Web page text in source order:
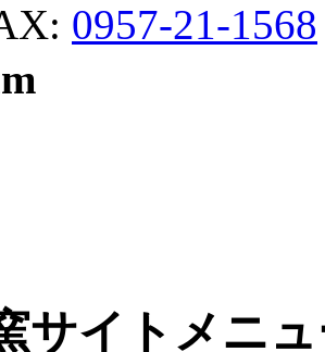
0957-21-1568
サイトメニ